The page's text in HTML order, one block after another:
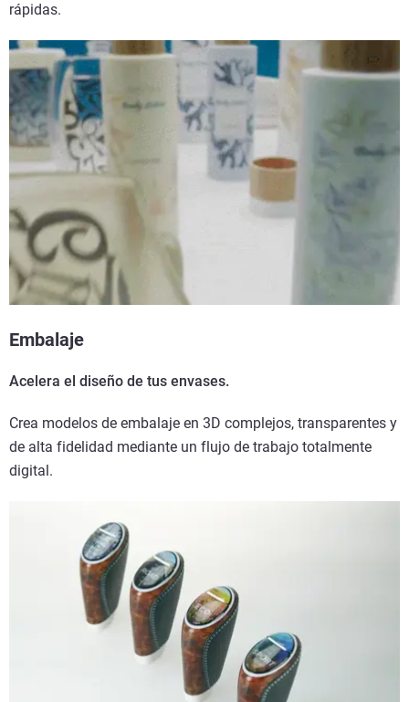
rápidas.
Embalaje
Acelera el diseño de tus envases.
Crea modelos de embalaje en 3D complejos, transparentes y
de alta fidelidad mediante un flujo de trabajo totalmente
digital.